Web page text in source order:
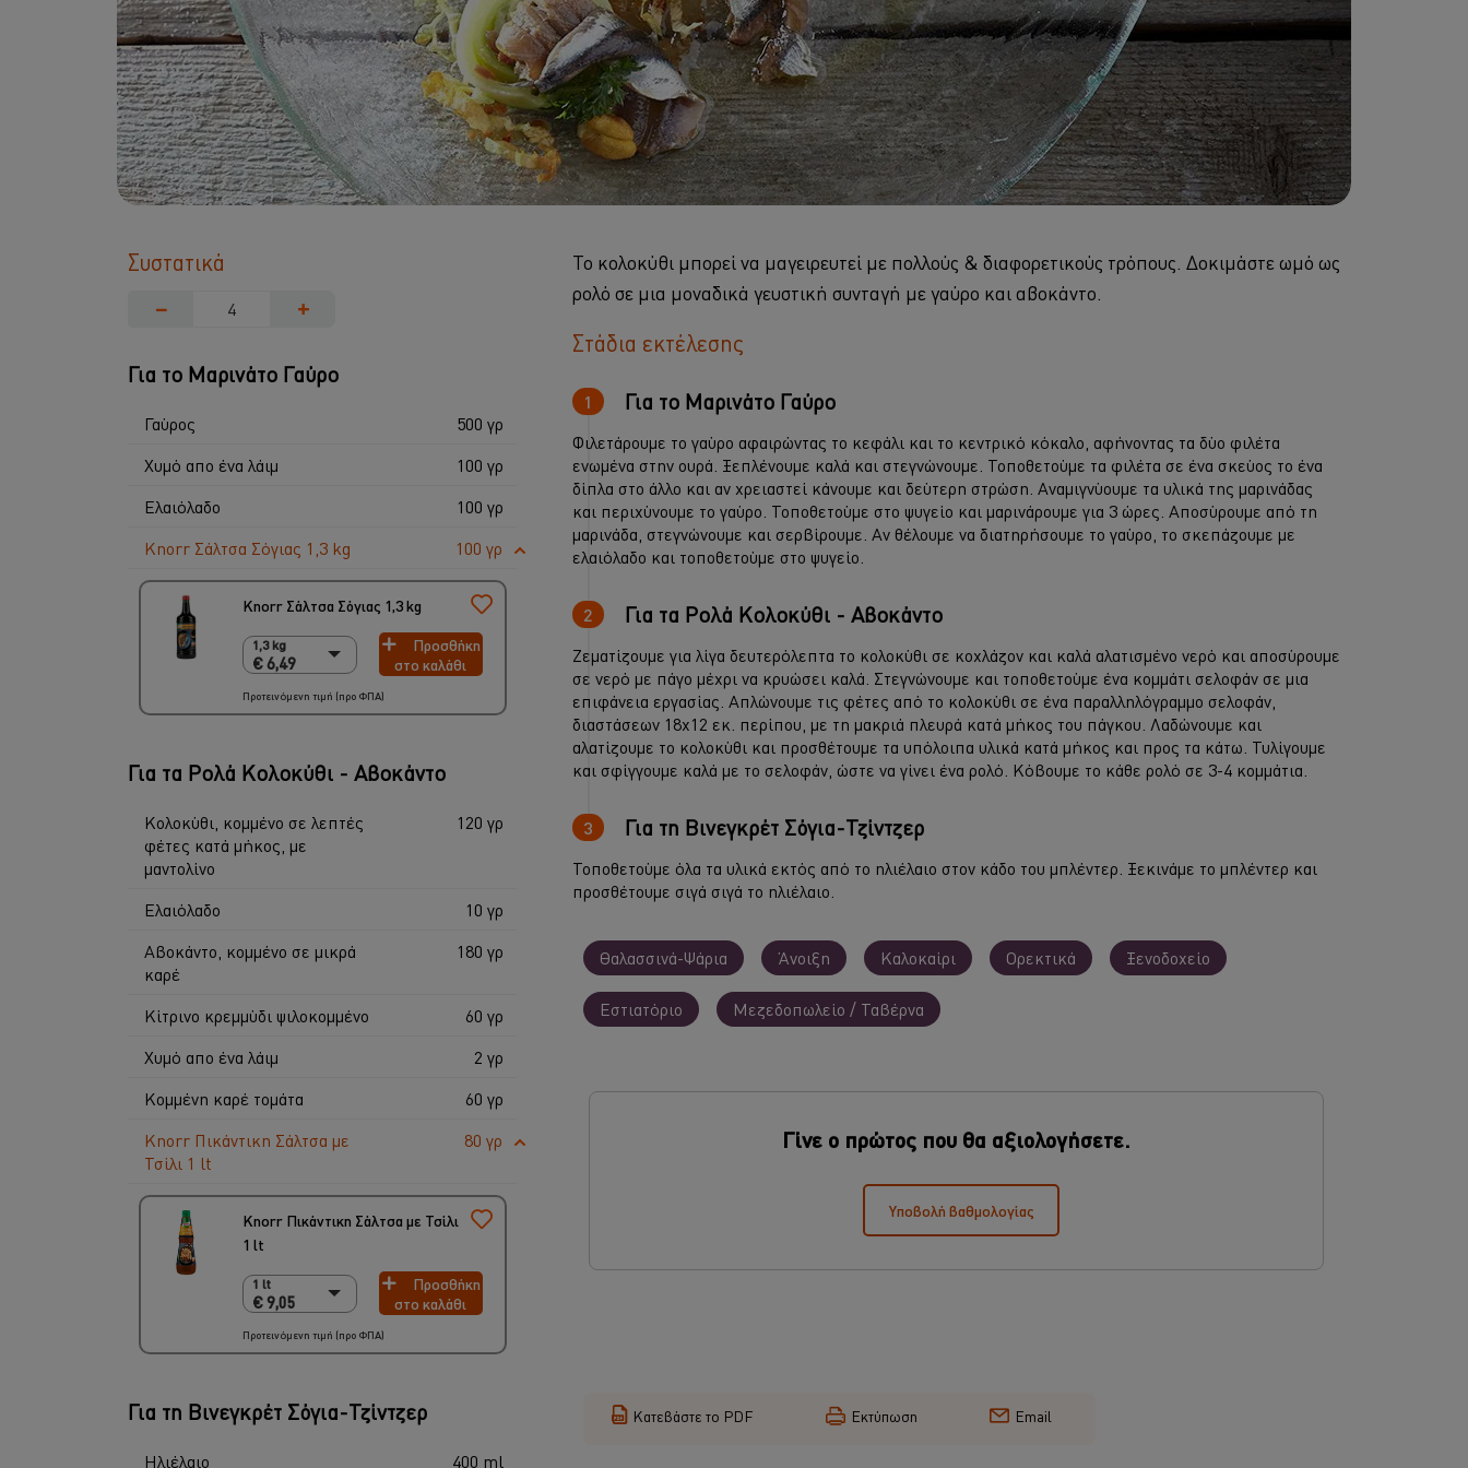
Συστατικά
−
+
Για το Μαρινάτο Γαύρο
Γαύρος
500 γρ
Χυμό απο ένα λάιμ
100 γρ
Ελαιόλαδο
100 γρ
Knorr Σάλτσα Σόγιας 1,3 kg
100 γρ
Knorr Σάλτσα Σόγιας 1,3 kg
1,3 kg
€ 6,49
1,3 kg
€ 6,49
6 x 1,3 Kg
€ 38,94
Προσθήκη
στο καλάθι
Προτεινόμενη τιμή (προ ΦΠΑ)
Για τα Ρολά Κολοκύθι - Αβοκάντο
Κολοκύθι, κομμένο σε λεπτές
φέτες κατά μήκος, με
μαντολίνο
120 γρ
Ελαιόλαδο
10 γρ
Αβοκάντο, κομμένο σε μικρά
καρέ
180 γρ
Κίτρινο κρεμμύδι ψιλοκομμένο
60 γρ
Χυμό απο ένα λάιμ
2 γρ
Κομμένη καρέ τομάτα
60 γρ
Knorr Πικάντικη Σάλτσα με
Τσίλι 1 lt
80 γρ
Knorr Πικάντικη Σάλτσα με Τσίλι
1 lt
1 lt
€ 9,05
1 lt
€ 9,05
6 x 1 lt
€ 54,30
Προσθήκη
στο καλάθι
Προτεινόμενη τιμή (προ ΦΠΑ)
Για τη Βινεγκρέτ Σόγια-Τζίντζερ
Ηλιέλαιο
400 ml
Το κολοκύθι μπορεί να μαγειρευτεί με πολλούς & διαφορετικούς τρόπους. Δοκιμάστε ωμό ως
ρολό σε μια μοναδικά γευστική συνταγή με γαύρο και αβοκάντο.
Στάδια εκτέλεσης
Για το Μαρινάτο Γαύρο
Φιλετάρουμε το γαύρο αφαιρώντας το κεφάλι και το κεντρικό κόκαλο, αφήνοντας τα δύο φιλέτα
ενωμένα στην ουρά. Ξεπλένουμε καλά και στεγνώνουμε. Τοποθετούμε τα φιλέτα σε ένα σκεύος το ένα
δίπλα στο άλλο και αν χρειαστεί κάνουμε και δεύτερη στρώση. Αναμιγνύουμε τα υλικά της μαρινάδας
και περιχύνουμε το γαύρο. Τοποθετούμε στο ψυγείο και μαρινάρουμε για 3 ώρες. Αποσύρουμε από τη
μαρινάδα, στεγνώνουμε και σερβίρουμε. Αν θέλουμε να διατηρήσουμε το γαύρο, το σκεπάζουμε με
ελαιόλαδο και τοποθετούμε στο ψυγείο.
Για τα Ρολά Κολοκύθι - Αβοκάντο
Ζεματίζουμε για λίγα δευτερόλεπτα το κολοκύθι σε κοχλάζον και καλά αλατισμένο νερό και αποσύρουμε
σε νερό με πάγο μέχρι να κρυώσει καλά. Στεγνώνουμε και τοποθετούμε ένα κομμάτι σελοφάν σε μια
επιφάνεια εργασίας. Απλώνουμε τις φέτες από το κολοκύθι σε ένα παραλληλόγραμμο σελοφάν,
διαστάσεων 18x12 εκ. περίπου, με τη μακριά πλευρά κατά μήκος του πάγκου. Λαδώνουμε και
αλατίζουμε το κολοκύθι και προσθέτουμε τα υπόλοιπα υλικά κατά μήκος και προς τα κάτω. Τυλίγουμε
και σφίγγουμε καλά με το σελοφάν, ώστε να γίνει ένα ρολό. Κόβουμε το κάθε ρολό σε 3-4 κομμάτια.
Για τη Βινεγκρέτ Σόγια-Τζίντζερ
Τοποθετούμε όλα τα υλικά εκτός από το ηλιέλαιο στον κάδο του μπλέντερ. Ξεκινάμε το μπλέντερ και
προσθέτουμε σιγά σιγά το ηλιέλαιο.
Θαλασσινά-Ψάρια Άνοιξη Καλοκαίρι Ορεκτικά Ξενοδοχείο
Εστιατόριο Μεζεδοπωλείο / Ταβέρνα
Γίνε ο πρώτος που θα αξιολογήσετε.
Υποβολή βαθμολογίας
Κατεβάστε το PDF Εκτύπωση Email